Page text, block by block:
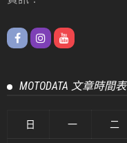
MOTODATA 文章時間表
日 一 二